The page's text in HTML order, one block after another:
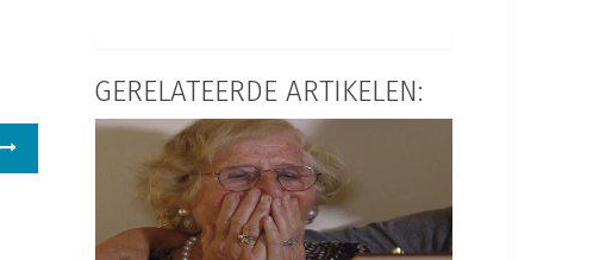
GERELATEERDE ARTIKELEN: